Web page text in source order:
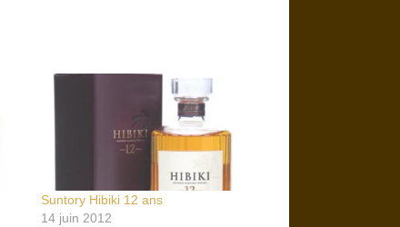
Suntory Hibiki 12 ans
14 juin 2012